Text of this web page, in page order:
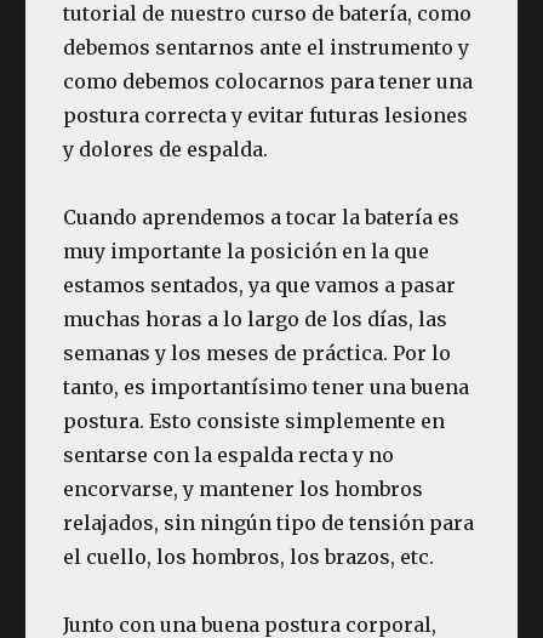
tutorial de nuestro curso de batería, como
debemos sentarnos ante el instrumento y
como debemos colocarnos para tener una
postura correcta y evitar futuras lesiones
y dolores de espalda.
Cuando aprendemos a tocar la batería es
muy importante la posición en la que
estamos sentados, ya que vamos a pasar
muchas horas a lo largo de los días, las
semanas y los meses de práctica. Por lo
tanto, es importantísimo tener una buena
postura. Esto consiste simplemente en
sentarse con la espalda recta y no
encorvarse, y mantener los hombros
relajados, sin ningún tipo de tensión para
el cuello, los hombros, los brazos, etc.
Junto con una buena postura corporal,